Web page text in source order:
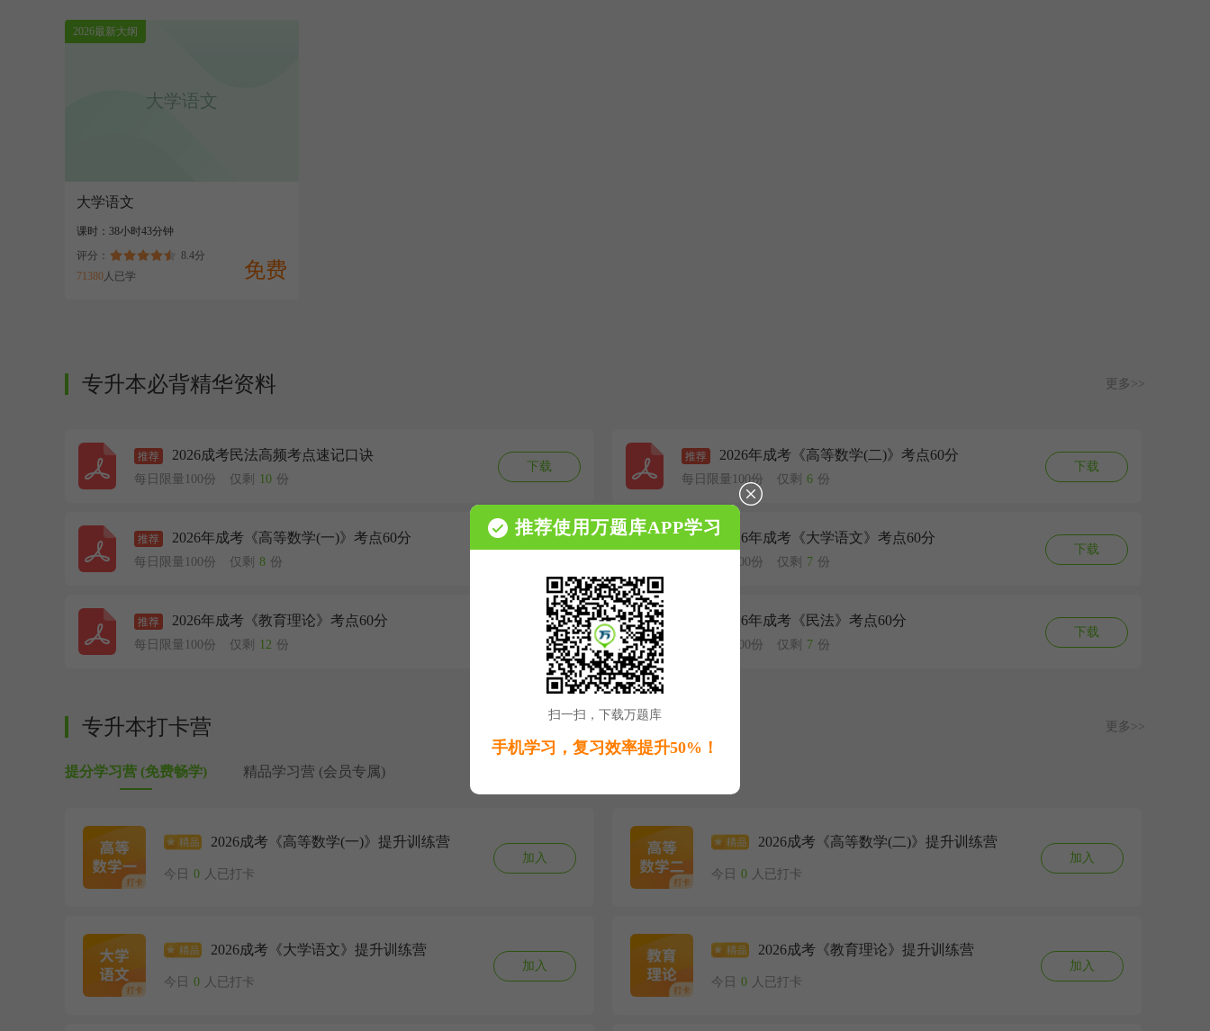
推荐使用万题库APP学习
扫一扫，下载万题库
手机学习，复习效率提升50%！
2026最新大纲
大学语文
大学语文
课时：38小时43分钟
免费
评分：
8.4分
71380人已学
专升本必背精华资料 更多>>
2026成考民法高频考点速记口诀
每日限量100份 仅剩 10 份
下载
2026年成考《高等数学(二)》考点60分
每日限量100份 仅剩 6 份
下载
2026年成考《高等数学(一)》考点60分
每日限量100份 仅剩 8 份
下载
2026年成考《大学语文》考点60分
每日限量100份 仅剩 7 份
下载
2026年成考《教育理论》考点60分
每日限量100份 仅剩 12 份
下载
2026年成考《民法》考点60分
每日限量100份 仅剩 7 份
下载
专升本打卡营 更多>>
提分学习营 (免费畅学) 精品学习营 (会员专属)
2026成考《高等数学(一)》提升训练营
今日 0 人已打卡
加入
2026成考《高等数学(二)》提升训练营
今日 0 人已打卡
加入
2026成考《大学语文》提升训练营
今日 0 人已打卡
加入
2026成考《教育理论》提升训练营
今日 0 人已打卡
加入